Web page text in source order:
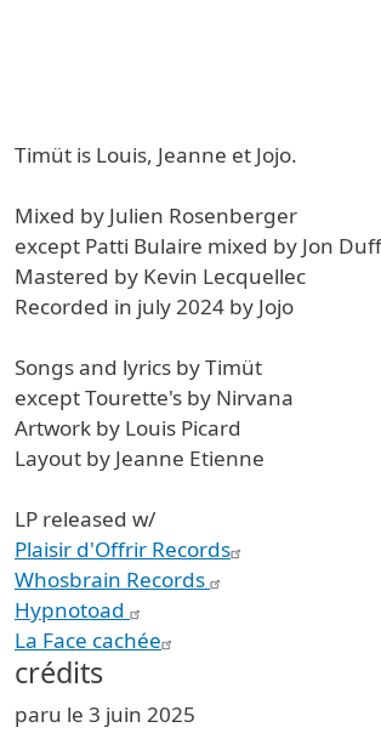
Timüt is Louis, Jeanne et Jojo.
Mixed by Julien Rosenberger
except Patti Bulaire mixed by Jon
Mastered by Kevin Lecquellec
Recorded in july 2024 by Jojo
Songs and lyrics by Timüt
except Tourette's by Nirvana
Artwork by Louis Picard
Layout by Jeanne Etienne
LP released w/
Plaisir d'Offrir Records
Whosbrain Records
Hypnotoad
La Face cachée
crédits
paru le 3 juin 2025